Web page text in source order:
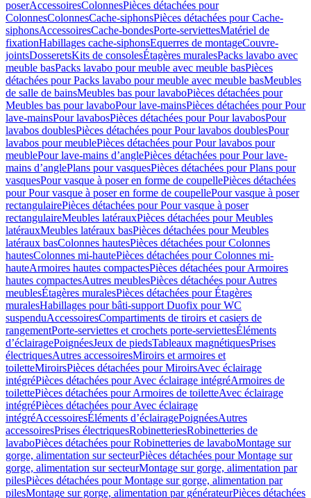
poserAccessoiresColonnesPièces détachées pour
ColonnesColonnesCache-siphonsPièces détachées pour Cache-
siphonsAccessoiresCache-bondesPorte-serviettesMatériel de
fixationHabillages cache-siphonsEquerres de montageCouvre-
jointsDosseretsKits de consolesÉtagères muralesPacks lavabo avec
meuble basPacks lavabo pour meuble avec meuble basPièces
détachées pour Packs lavabo pour meuble avec meuble basMeubles
de salle de bainsMeubles bas pour lavaboPièces détachées pour
Meubles bas pour lavaboPour lave-mainsPièces détachées pour Pour
lave-mainsPour lavabosPièces détachées pour Pour lavabosPour
lavabos doublesPièces détachées pour Pour lavabos doublesPour
lavabos pour meublePièces détachées pour Pour lavabos pour
meublePour lave-mains d’anglePièces détachées pour Pour lave-
mains d’anglePlans pour vasquesPièces détachées pour Plans pour
vasquesPour vasque à poser en forme de coupellePièces détachées
pour Pour vasque à poser en forme de coupellePour vasque à poser
rectangulairePièces détachées pour Pour vasque à poser
rectangulaireMeubles latérauxPièces détachées pour Meubles
latérauxMeubles latéraux basPièces détachées pour Meubles
latéraux basColonnes hautesPièces détachées pour Colonnes
hautesColonnes mi-hautePièces détachées pour Colonnes mi-
hauteArmoires hautes compactesPièces détachées pour Armoires
hautes compactesAutres meublesPièces détachées pour Autres
meublesÉtagères muralesPièces détachées pour Étagères
muralesHabillages pour bâti-support Duofix pour WC
suspenduAccessoiresCompartiments de tiroirs et casiers de
rangementPorte-serviettes et crochets porte-serviettesÉléments
d’éclairagePoignéesJeux de piedsTableaux magnétiquesPrises
électriquesAutres accessoiresMiroirs et armoires et
toiletteMiroirsPièces détachées pour MiroirsAvec éclairage
intégréPièces détachées pour Avec éclairage intégréArmoires de
toilettePièces détachées pour Armoires de toiletteAvec éclairage
intégréPièces détachées pour Avec éclairage
intégréAccessoiresÉléments d’éclairagePoignéesAutres
accessoiresPrises électriquesRobinetteriesRobinetteries de
lavaboPièces détachées pour Robinetteries de lavaboMontage sur
gorge, alimentation sur secteurPièces détachées pour Montage sur
gorge, alimentation sur secteurMontage sur gorge, alimentation par
pilesPièces détachées pour Montage sur gorge, alimentation par
pilesMontage sur gorge, alimentation par générateurPièces détachées